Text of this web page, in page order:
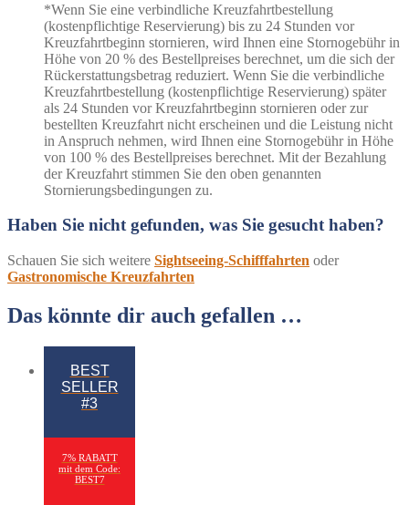
*Wenn Sie eine verbindliche Kreuzfahrtbestellung
(kostenpflichtige Reservierung) bis zu 24 Stunden vor
Kreuzfahrtbeginn stornieren, wird Ihnen eine Stornogebühr in
Höhe von 20 % des Bestellpreises berechnet, um die sich der
Rückerstattungsbetrag reduziert. Wenn Sie die verbindliche
Kreuzfahrtbestellung (kostenpflichtige Reservierung) später
als 24 Stunden vor Kreuzfahrtbeginn stornieren oder zur
bestellten Kreuzfahrt nicht erscheinen und die Leistung nicht
in Anspruch nehmen, wird Ihnen eine Stornogebühr in Höhe
von 100 % des Bestellpreises berechnet. Mit der Bezahlung
der Kreuzfahrt stimmen Sie den oben genannten
Stornierungsbedingungen zu.
Haben Sie nicht gefunden, was Sie gesucht haben?
Schauen Sie sich weitere Sightseeing-Schifffahrten oder
Gastronomische Kreuzfahrten
Das könnte dir auch gefallen …
BEST
SELLER
#3
7% RABATT
mit dem Code:
BEST7